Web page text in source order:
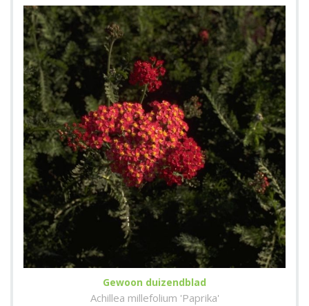
Gewoon duizendblad
Achillea millefolium 'Paprika'